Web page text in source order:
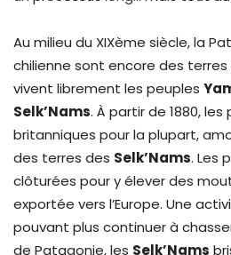
Au milieu du XIXème siècle, la
chilienne sont encore des terres
vivent librement les peuples
Selk’Nams. À partir de 1880,
britanniques pour la plupart,
des terres des Selk’Nams. Les
clôturées pour y élever des
exportée vers l’Europe. Une
pouvant plus continuer à
de Patagonie, les Selk’Nams